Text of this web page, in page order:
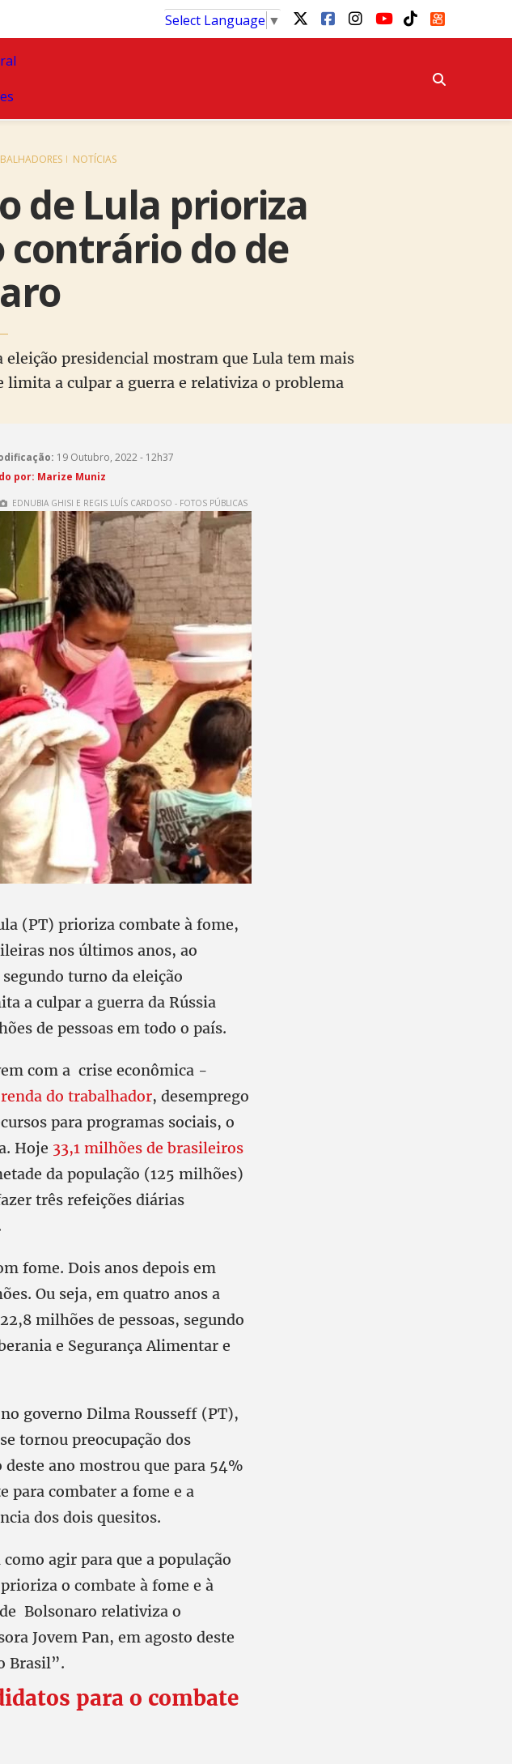
Select Language ▼
NOTÍCIAS
de Lula prioriza
contrário do de
eleição presidencial mostram que Lula tem mais
limita a culpar a guerra e relativiza o problema
19 Outubro, 2022 - 12h37
por: Marize Muniz
EDNUBIA GHISI E REGIS LUÍS CARDOSO - FOTOS PÚBLICAS
(PT) prioriza combate à fome,
nos últimos anos, ao
turno da eleição
a culpar a guerra da Rússia
de pessoas em todo o país.
com a crise econômica -
renda do trabalhador, desemprego
para programas sociais, o
Hoje 33,1 milhões de brasileiros
da população (125 milhões)
três refeições diárias
fome. Dois anos depois em
Ou seja, em quatro anos a
milhões de pessoas, segundo
e Segurança Alimentar e
governo Dilma Rousseff (PT),
tornou preocupação dos
ano mostrou que para 54%
para combater a fome e a
dos dois quesitos.
agir para que a população
o combate à fome e à
Bolsonaro relativiza o
Jovem Pan, em agosto deste
Brasil”.
para o combate